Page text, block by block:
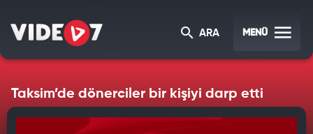
ARA MENÜ
Taksim’de dönerciler bir kişiyi darp etti